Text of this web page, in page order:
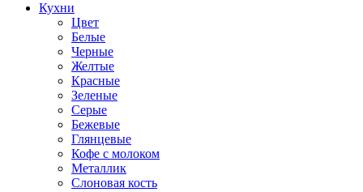
Кухни
Цвет
Белые
Черные
Желтые
Красные
Зеленые
Серые
Бежевые
Глянцевые
Кофе с молоком
Металлик
Слоновая кость